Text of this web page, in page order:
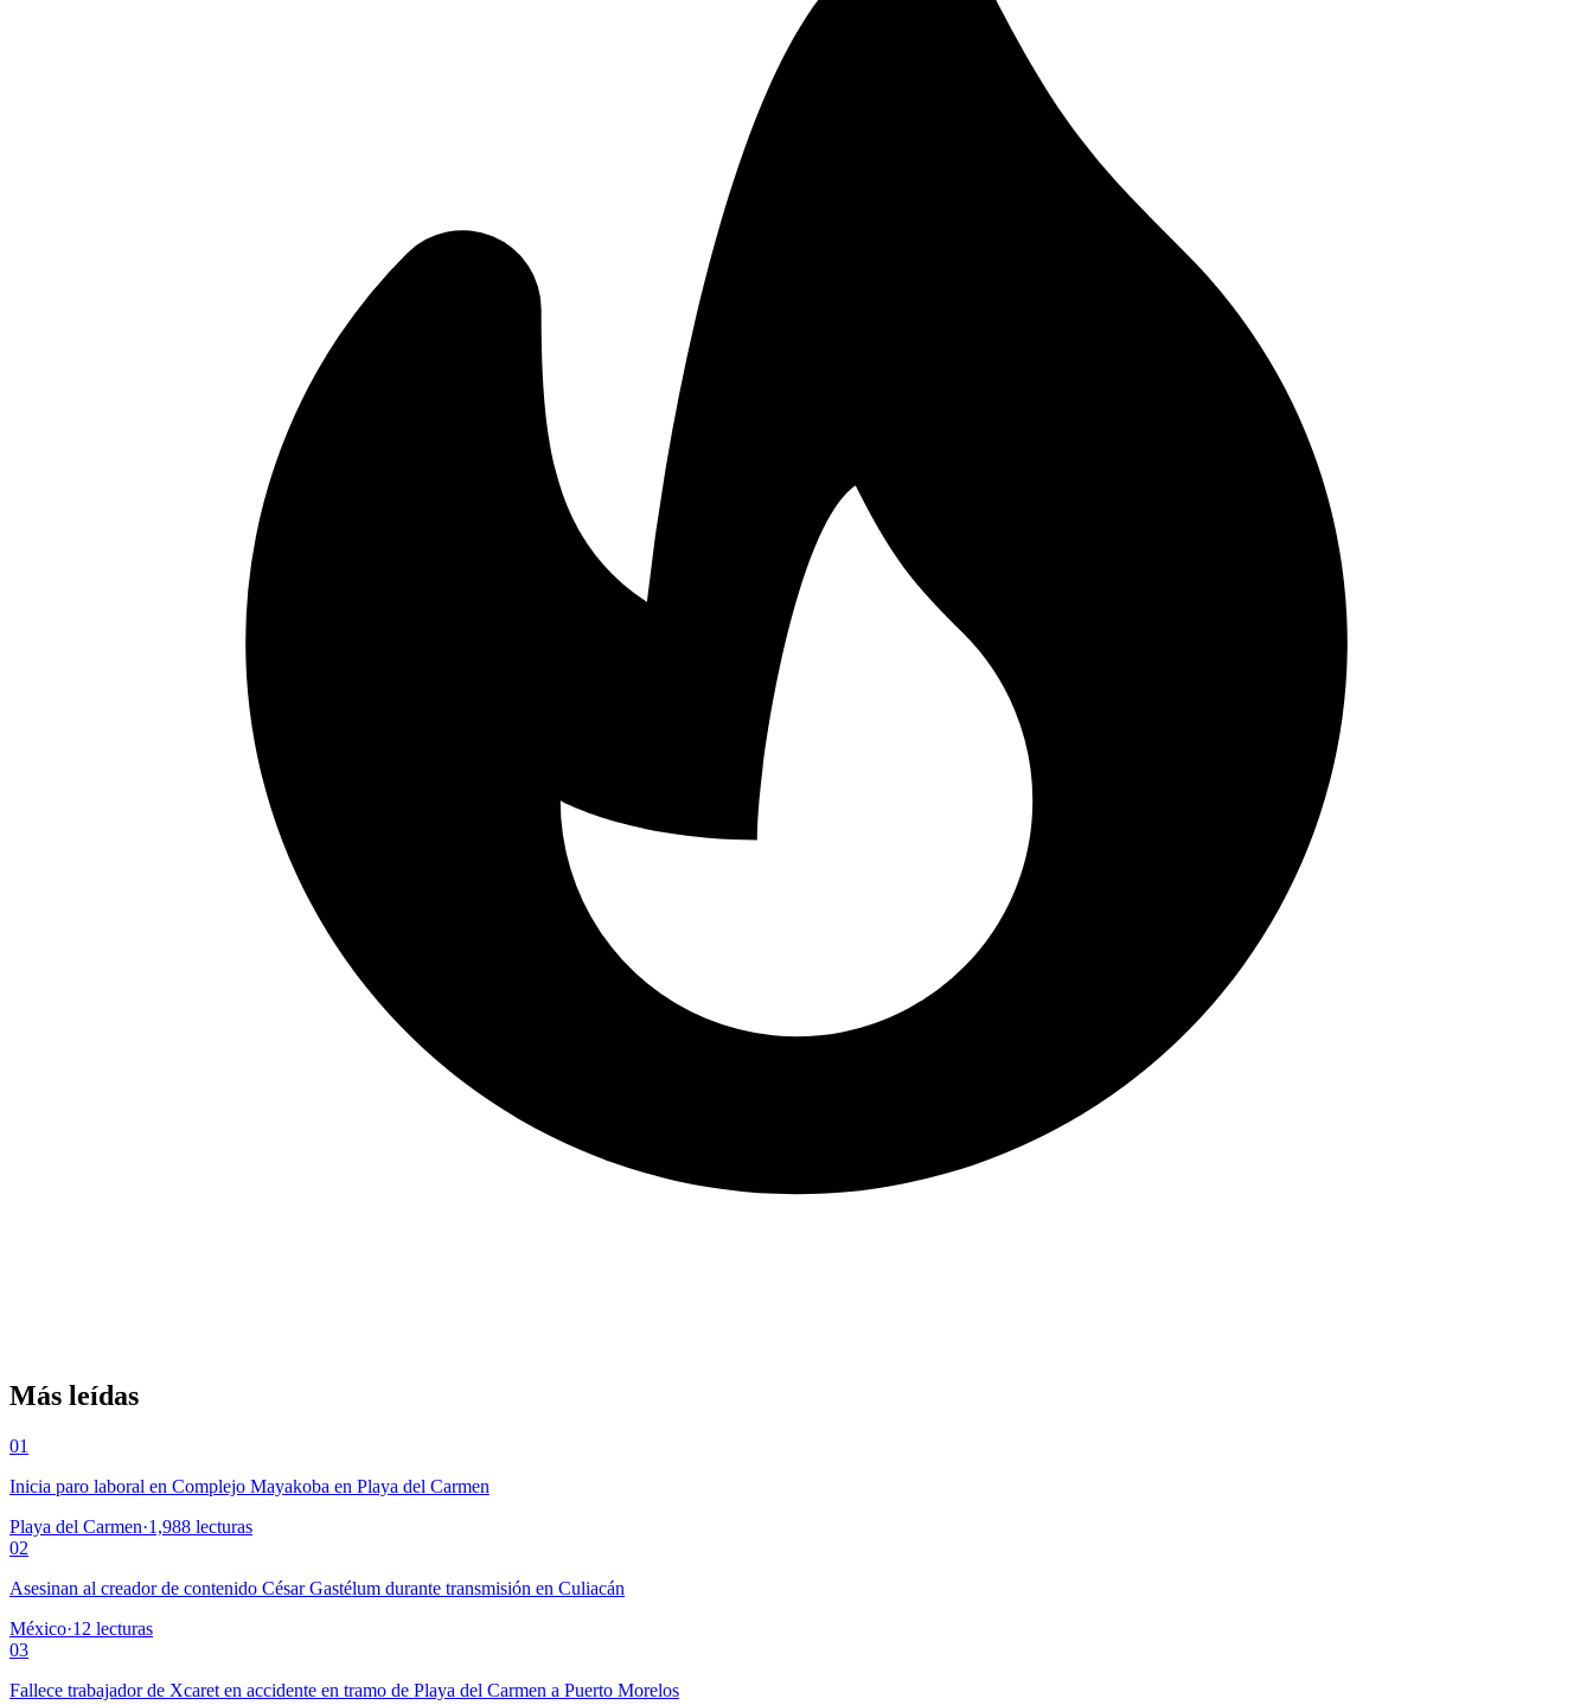
Más leídas
01
Inicia paro laboral en Complejo Mayakoba en Playa del Carmen
Playa del Carmen·1,988 lecturas
02
Asesinan al creador de contenido César Gastélum durante transmisión en Culiacán
México·12 lecturas
03
Fallece trabajador de Xcaret en accidente en tramo de Playa del Carmen a Puerto Morelos